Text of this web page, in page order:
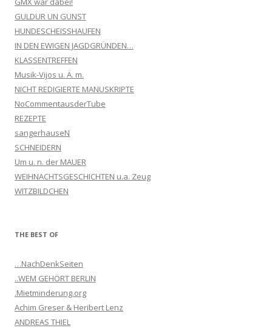
GULDUR UN GUNST
HUNDESCHEISSHAUFEN
IN DEN EWIGEN JAGDGRÜNDEN…
KLASSENTREFFEN
Musik-Vijos u. Ä. m.
NICHT REDIGIERTE MANUSKRIPTE
NoCommentausderTube
REZEPTE
sangerhauseN
SCHNEIDERN
Um u. n. der MAUER
WEIHNACHTSGESCHICHTEN u.a. Zeug
WITZBILDCHEN
THE BEST OF
…NachDenkSeiten
..WEM GEHÖRT BERLIN
.Mietminderung.org
Achim Greser & Heribert Lenz
ANDREAS THIEL